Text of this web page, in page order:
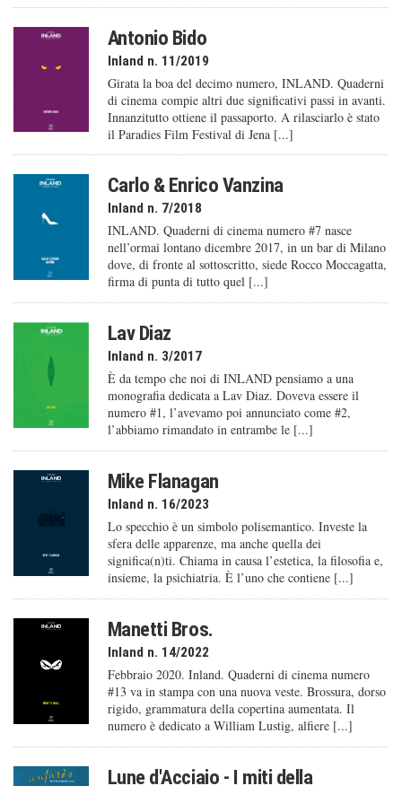
Antonio Bido
Inland n. 11/2019
Girata la boa del decimo numero, INLAND. Quaderni
di cinema compie altri due significativi passi in avanti.
Innanzitutto ottiene il passaporto. A rilasciarlo è stato
il Paradies Film Festival di Jena [...]
Carlo & Enrico Vanzina
Inland n. 7/2018
INLAND. Quaderni di cinema numero #7 nasce
nell’ormai lontano dicembre 2017, in un bar di Milano
dove, di fronte al sottoscritto, siede Rocco Moccagatta,
firma di punta di tutto quel [...]
Lav Diaz
Inland n. 3/2017
È da tempo che noi di INLAND pensiamo a una
monografia dedicata a Lav Diaz. Doveva essere il
numero #1, l’avevamo poi annunciato come #2,
l’abbiamo rimandato in entrambe le [...]
Mike Flanagan
Inland n. 16/2023
Lo specchio è un simbolo polisemantico. Investe la
sfera delle apparenze, ma anche quella dei
significa(n)ti. Chiama in causa l’estetica, la filosofia e,
insieme, la psichiatria. È l’uno che contiene [...]
Manetti Bros.
Inland n. 14/2022
Febbraio 2020. Inland. Quaderni di cinema numero
#13 va in stampa con una nuova veste. Brossura, dorso
rigido, grammatura della copertina aumentata. Il
numero è dedicato a William Lustig, alfiere [...]
Lune d'Acciaio - I miti della